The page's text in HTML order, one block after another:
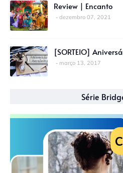
Review | Encanto
dezembro 07, 2021
[SORTEIO]
março 13, 2017
Série